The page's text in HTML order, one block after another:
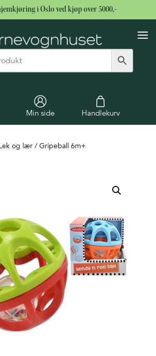
i Oslo ved kjøp over 5000,-
Min side Handlekurv
og lær/ Gripeball 6m+